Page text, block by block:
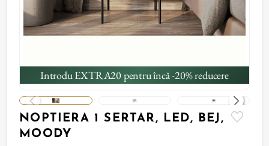
Introdu EXTRA20 pentru încă -20% reducere
NOPTIERA 1 SERTAR, LED, BEJ,
MOODY